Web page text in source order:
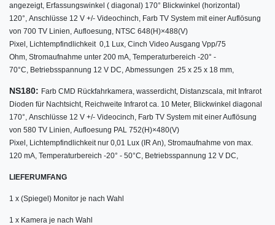
angezeigt, Erfassungswinkel ( diagonal) 170° Blickwinkel (horizontal)
120°, Anschlüsse 12 V +/- Videochinch, Farb TV System mit einer Auflösung
von 700 TV Linien, Aufloesung, NTSC 648(H)×488(V)
Pixel, Lichtempfindlichkeit 0,1 Lux, Cinch Video Ausgang Vpp/75
Ohm, Stromaufnahme unter 200 mA, Temperaturbereich -20° -
70°C, Betriebsspannung 12 V DC, Abmessungen 25 x 25 x 18 mm,
NS180: Farb CMD Rückfahrkamera, wasserdicht, Distanzscala, mit Infrarot
Dioden für Nachtsicht, Reichweite Infrarot ca. 10 Meter, Blickwinkel diagonal
170°, Anschlüsse 12 V +/- Videocinch, Farb TV System mit einer Auflösung
von 580 TV Linien, Aufloesung PAL 752(H)×480(V)
Pixel, Lichtempfindlichkeit nur 0,01 Lux (IR An), Stromaufnahme von max.
120 mA, Temperaturbereich -20° - 50°C, Betriebsspannung 12 V DC,
LIEFERUMFANG
1 x (Spiegel) Monitor je nach Wahl
1 x Kamera je nach Wahl